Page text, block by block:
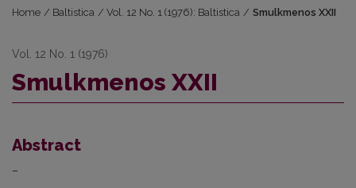
Home / Baltistica / Vol. 12 No. 1 (1976): Baltistica / Smulkmenos XXII
Vol. 12 No. 1 (1976)
Smulkmenos XXII
Abstract
–